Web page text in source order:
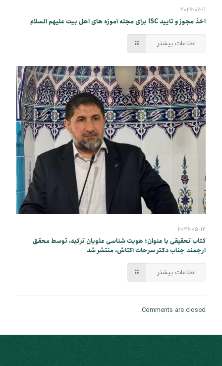
2026-06-11
اخذ مجوز و تایید ISC برای مجله آموزه های اهل بیت علیهم السلام
اطلاعات بیشتر
2026-05-12
کتاب تحقیقی با عنوان: هویت شناسی علویان ترکیه، توسط محقق
ارجمند جناب دکتر سرحات آکتاش، منتشر شد
اطلاعات بیشتر
Comments are closed.